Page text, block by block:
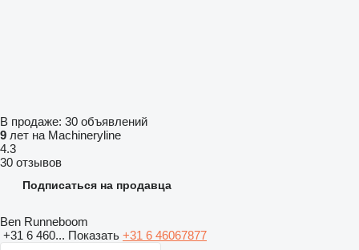
В продаже: 30 объявлений
9 лет на Machineryline
4.3
30 отзывов
Подписаться на продавца
Ben Runneboom
+31 6 460... Показать +31 6 46067877